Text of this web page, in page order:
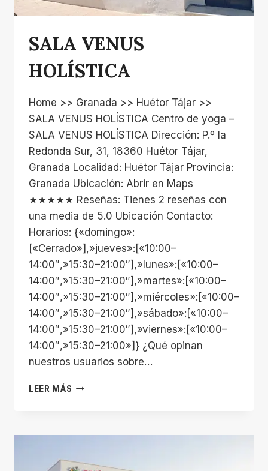
SALA VENUS
HOLÍSTICA
Home >> Granada >> Huétor Tájar >>
SALA VENUS HOLÍSTICA Centro de yoga –
SALA VENUS HOLÍSTICA Dirección: P.º la
Redonda Sur, 31, 18360 Huétor Tájar,
Granada Localidad: Huétor Tájar Provincia:
Granada Ubicación: Abrir en Maps
★★★★★ Reseñas: Tienes 2 reseñas con
una media de 5.0 Ubicación Contacto:
Horarios: {«domingo»:
[«Cerrado»],»jueves»:[«10:00–
14:00″,»15:30–21:00″],»lunes»:[«10:00–
14:00″,»15:30–21:00″],»martes»:[«10:00–
14:00″,»15:30–21:00″],»miércoles»:[«10:00–
14:00″,»15:30–21:00″],»sábado»:[«10:00–
14:00″,»15:30–21:00″],»viernes»:[«10:00–
14:00″,»15:30–21:00»]} ¿Qué opinan
nuestros usuarios sobre…
LEER MÁS SALA